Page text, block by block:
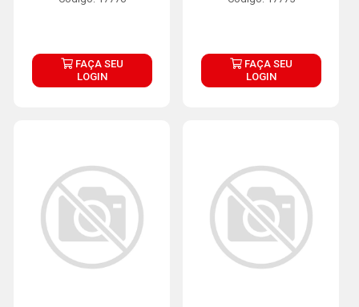
FAÇA SEU
LOGIN
FAÇA SEU
LOGIN